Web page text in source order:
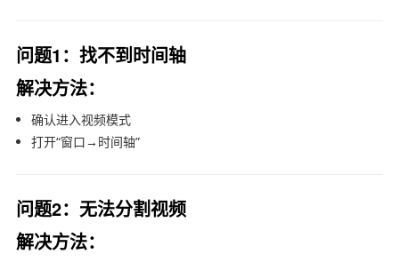
问题1：找不到时间轴
解决方法：
确认进入视频模式
打开“窗口→时间轴”
问题2：无法分割视频
解决方法：